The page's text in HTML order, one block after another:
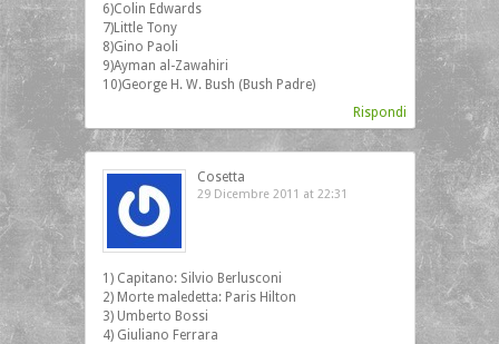
6)Colin Edwards
7)Little Tony
8)Gino Paoli
9)Ayman al-Zawahiri
10)George H. W. Bush (Bush Padre)
Rispondi
Cosetta
29 Dicembre 2011 at 22:31
1) Capitano: Silvio Berlusconi
2) Morte maledetta: Paris Hilton
3) Umberto Bossi
4) Giuliano Ferrara